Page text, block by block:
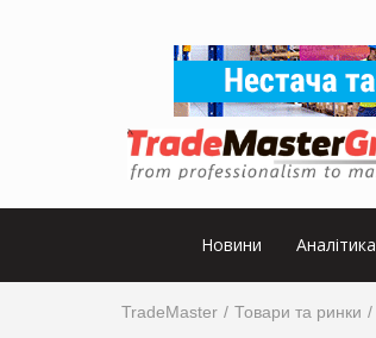
Новини Аналітика
TradeMaster Товари та ринки